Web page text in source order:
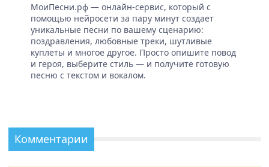
МоиПесни.рф — онлайн-сервис, который с
помощью нейросети за пару минут создает
уникальные песни по вашему сценарию:
поздравления, любовные треки, шутливые
куплеты и многое другое. Просто опишите повод
и героя, выберите стиль — и получите готовую
песню с текстом и вокалом.
Комментарии